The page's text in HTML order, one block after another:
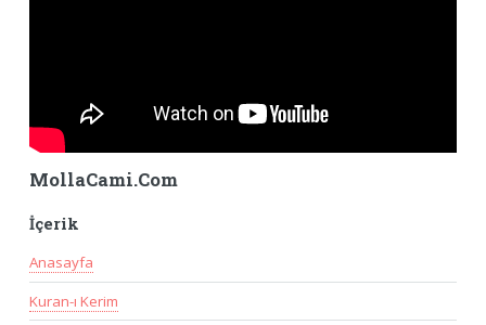
MollaCami.Com
İçerik
Anasayfa
Kuran-ı Kerim